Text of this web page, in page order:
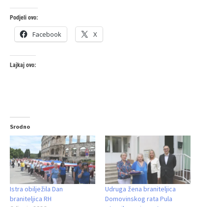
Podjeli ovo:
Facebook X
Lajkaj ovo:
Srodno
Istra obilježila Dan
braniteljica RH
Udruga žena braniteljica
Domovinskog rata Pula